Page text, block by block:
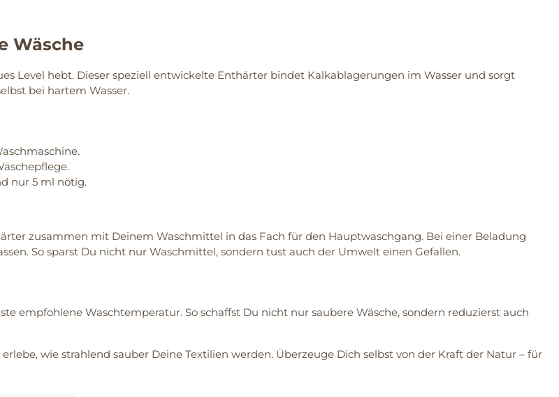
Wäsche
Level hebt. Dieser speziell entwickelte Enthärter bindet Kalkablagerungen im Wasser und sorgt
bei hartem Wasser.
nur 5 ml nötig.
zusammen mit Deinem Waschmittel in das Fach für den Hauptwaschgang. Bei einer Beladung
So sparst Du nicht nur Waschmittel, sondern tust auch der Umwelt einen Gefallen.
empfohlene Waschtemperatur. So schaffst Du nicht nur saubere Wäsche, sondern reduzierst auch
wie strahlend sauber Deine Textilien werden. Überzeuge Dich selbst von der Kraft der Natur – für